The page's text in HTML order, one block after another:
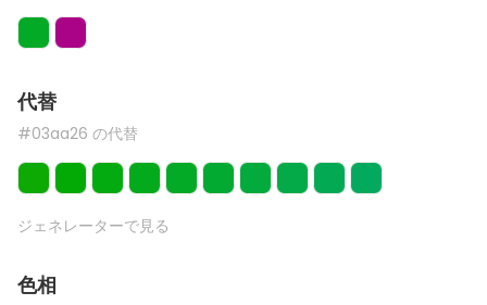
代替
#03aa26 の代替
ジェネレーターで見る
色相